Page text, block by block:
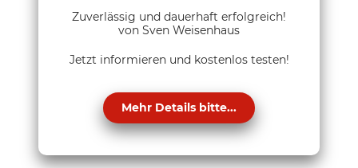
Zuverlässig und dauerhaft erfolgreich!
von Sven Weisenhaus
Jetzt informieren und kostenlos testen!
Mehr Details bitte...